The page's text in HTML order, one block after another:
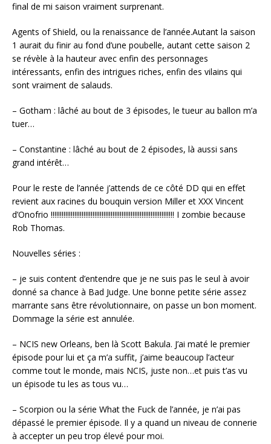
final de mi saison vraiment surprenant.
Agents of Shield, ou la renaissance de l’année.Autant la saison
1 aurait du finir au fond d’une poubelle, autant cette saison 2
se révèle à la hauteur avec enfin des personnages
intéressants, enfin des intrigues riches, enfin des vilains qui
sont vraiment de salauds.
– Gotham : lâché au bout de 3 épisodes, le tueur au ballon m’a
tuer…
– Constantine : lâché au bout de 2 épisodes, là aussi sans
grand intérêt…
Pour le reste de l’année j’attends de ce côté DD qui en effet
revient aux racines du bouquin version Miller et XXX Vincent
d’Onofrio !!!!!!!!!!!!!!!!!!!!!!!!!!!!!!!!!!!!!!!!!!!!!!!!!!!!!!!!!!!!!!!!!!!! I zombie because
Rob Thomas.
Nouvelles séries :
– je suis content d’entendre que je ne suis pas le seul à avoir
donné sa chance à Bad Judge. Une bonne petite série assez
marrante sans être révolutionnaire, on passe un bon moment.
Dommage la série est annulée.
– NCIS new Orleans, ben là Scott Bakula. J’ai maté le premier
épisode pour lui et ça m’a suffit, j’aime beaucoup l’acteur
comme tout le monde, mais NCIS, juste non…et puis t’as vu
un épisode tu les as tous vu…
– Scorpion ou la série What the Fuck de l’année, je n’ai pas
dépassé le premier épisode. Il y a quand un niveau de connerie
à accepter un peu trop élevé pour moi.